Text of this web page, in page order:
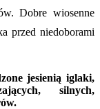
Dobre wiosenne
przed niedoborami
jesienią iglaki,
silnych,